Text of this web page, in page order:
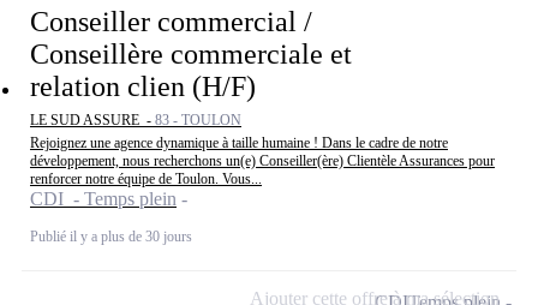
Conseiller commercial /
Conseillère commerciale et
relation clien (H/F)
LE SUD ASSURE - 83 - TOULON
Rejoignez une agence dynamique à taille humaine ! Dans le cadre de notre
développement, nous recherchons un(e) Conseiller(ère) Clientèle Assurances pour
renforcer notre équipe de Toulon. Vous...
CDI - Temps plein
Publié il y a plus de 30 jours
Ajouter cette offre à ma sélection